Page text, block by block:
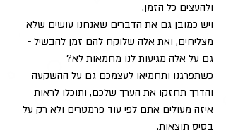
ולהעצים כל הזמן.
ויש כמובן גם את הדברים שאנחנו עושים שלא
מצליחים, ואת אלה שלוקח להם זמן להבשיל -
גם על אלה מגיעות לנו מחמאות לא?
כשתפרגנו ותחמיאו לעצמכם גם על ההשקעה
והדרך תחזקו את הערך שלכם, ותוכלו לראות
איזה מעולים אתם לפי עוד פרמטרים ולא רק על
בסיס תוצאות.